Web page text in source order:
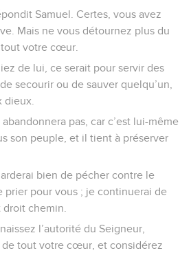
Samuel. Certes, vous avez
Mais ne vous détournez plus du
votre cœur.
de lui, ce serait pour servir des
secourir ou de sauver quelqu’un,
dieux.
pas, car c’est lui-même
son peuple, et il tient à préserver
bien de pécher contre le
prier pour vous ; je continuerai de
chemin.
l’autorité du Seigneur,
tout votre cœur, et considérez